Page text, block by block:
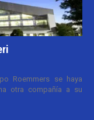
Roemmers se haya
otra compañía a su